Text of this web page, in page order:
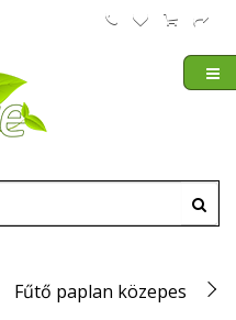
Fűtő paplan közepes